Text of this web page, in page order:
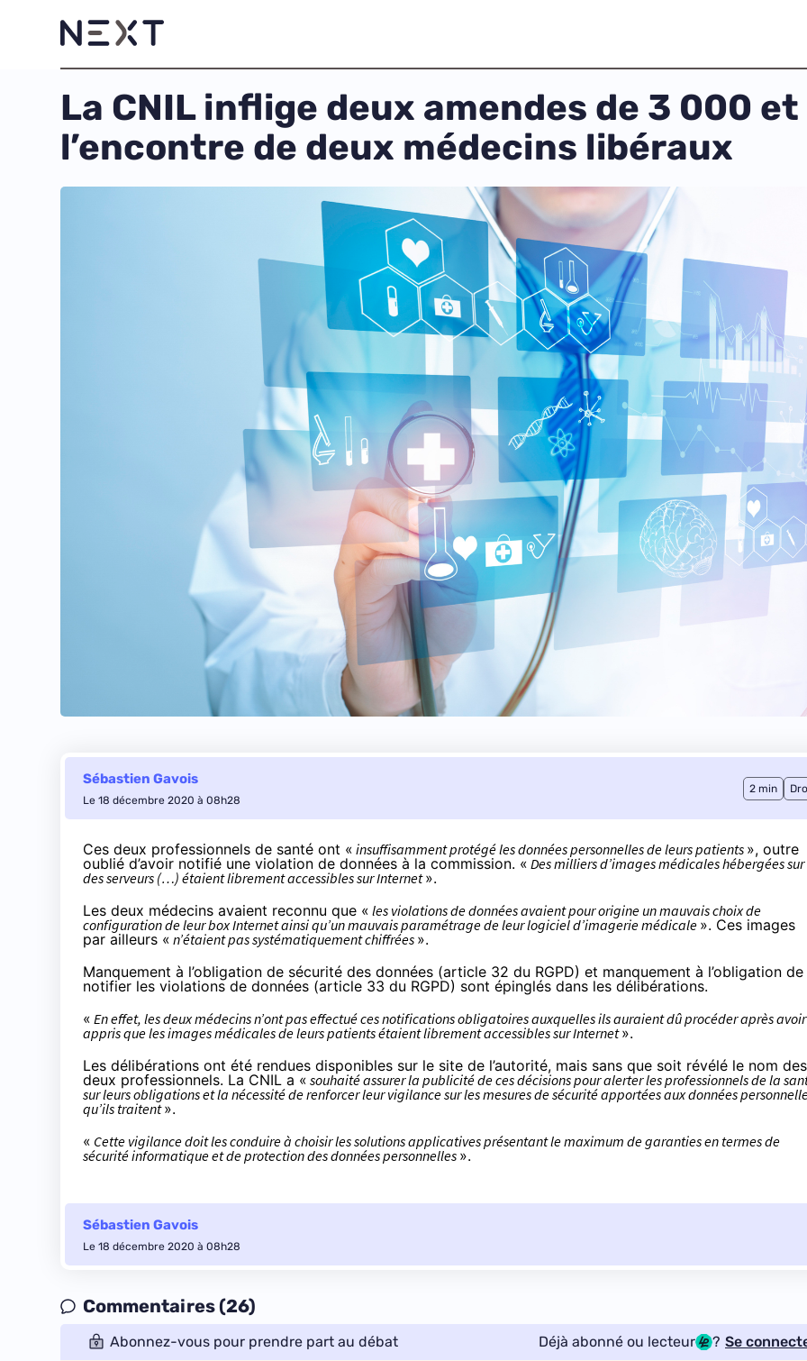
La CNIL inflige deux amendes de 3 000
l’encontre de deux médecins libéraux
Sébastien Gavois
Le 18 décembre 2020 à 08h28
2 min
Ces deux professionnels de santé ont « insuffisamment protégé les données personnelles de leurs patients », outre
oublié d’avoir notifié une violation de données à la commission. « Des milliers d’images médicales hébergées sur
des serveurs (…) étaient librement accessibles sur Internet».
Les deux médecins avaient reconnu que « les violations de données avaient pour origine un mauvais choix de
configuration de leur box Internet ainsi qu’un mauvais paramétrage de leur logiciel d’imagerie médicale ». Ces images
par ailleurs « n’étaient pas systématiquement chiffrées ».
Manquement à l’obligation de sécurité des données (article 32 du RGPD) et manquement à l’obligation de
notifier les violations de données (article 33 du RGPD) sont épinglés dans les délibérations.
« En effet, les deux médecins n’ont pas effectué ces notifications obligatoires auxquelles ils auraient dû procéder après avoir
appris que les images médicales de leurs patients étaient librement accessibles sur Internet».
Les délibérations ont été rendues disponibles sur le site de l’autorité, mais sans que soit révélé le nom des
deux professionnels. La CNIL a « souhaité assurer la publicité de ces décisions pour alerter les professionnels de la
sur leurs obligations et la nécessité de renforcer leur vigilance sur les mesures de sécurité apportées aux données
qu’ils traitent».
« Cette vigilance doit les conduire à choisir les solutions applicatives présentant le maximum de garanties en termes de
sécurité informatique et de protection des données personnelles ».
Sébastien Gavois
Le 18 décembre 2020 à 08h28
Commentaires (26)
Abonnez-vous pour prendre part au débat Déjà abonné ou lecteur ? Se